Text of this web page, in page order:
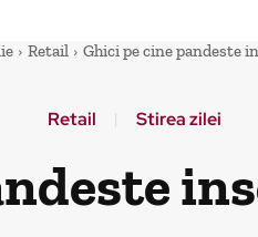
Retail Ghici pe cine pandeste
Retail Stirea zilei